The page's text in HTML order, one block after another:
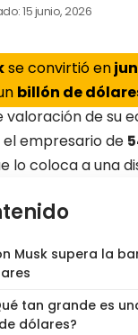
15 junio, 2026
se convirtió en
billón de
de su
el empresario de
lo coloca a una
Musk supera la
tan grande es
dólares?